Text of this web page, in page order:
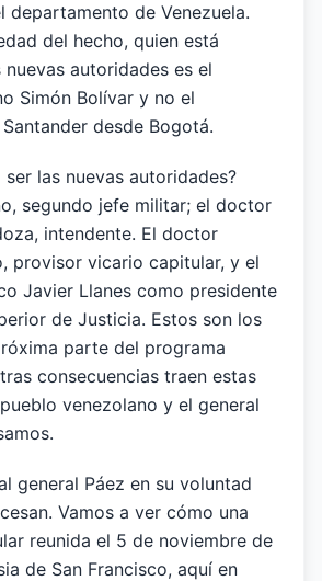
departamento de Venezuela.
del hecho, quien está
autoridades es el
Simón Bolívar y no el
desde Bogotá.
ser las nuevas autoridades?
segundo jefe militar; el doctor
intendente. El doctor
provisor vicario capitular, y el
Javier Llanes como presidente
de Justicia. Estos son los
parte del programa
consecuencias traen estas
venezolano y el general
general Páez en su voluntad
Vamos a ver cómo una
reunida el 5 de noviembre de
de San Francisco, aquí en